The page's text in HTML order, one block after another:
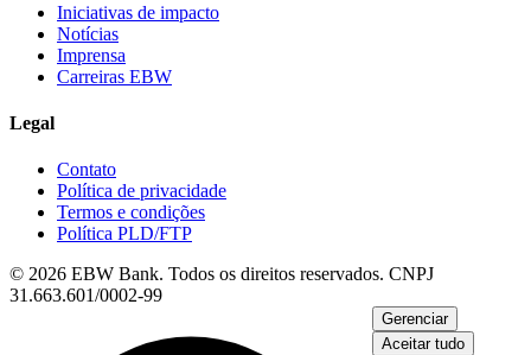
Iniciativas de impacto
Notícias
Imprensa
Carreiras EBW
Legal
Contato
Política de privacidade
Termos e condições
Política PLD/FTP
© 2026 EBW Bank. Todos os direitos reservados. CNPJ
31.663.601/0002-99
Gerenciar
Aceitar tudo